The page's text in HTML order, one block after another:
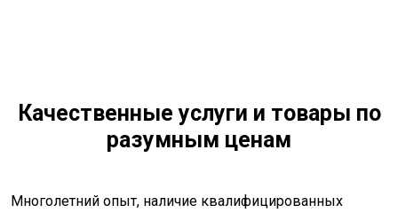
Качественные услуги и товары по
разумным ценам
Многолетний опыт, наличие квалифицированных